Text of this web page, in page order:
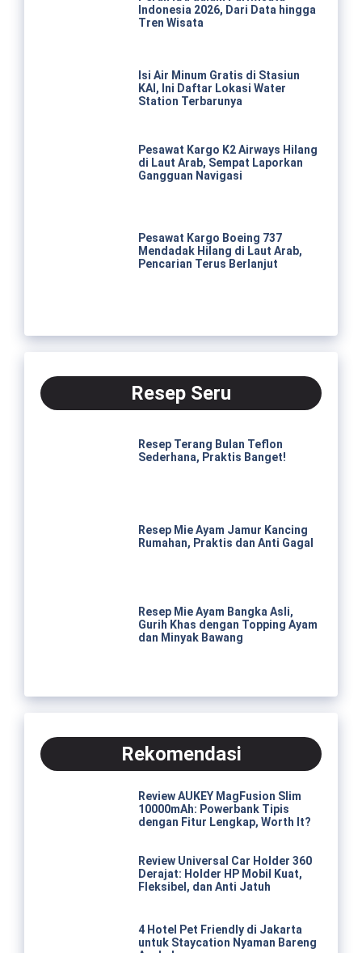
Indonesia 2026, Dari Data hingga
Tren Wisata
Isi Air Minum Gratis di Stasiun
KAI, Ini Daftar Lokasi Water
Station Terbarunya
Pesawat Kargo K2 Airways Hilang
di Laut Arab, Sempat Laporkan
Gangguan Navigasi
Pesawat Kargo Boeing 737
Mendadak Hilang di Laut Arab,
Pencarian Terus Berlanjut
Resep Seru
Resep Terang Bulan Teflon
Sederhana, Praktis Banget!
Resep Mie Ayam Jamur Kancing
Rumahan, Praktis dan Anti Gagal
Resep Mie Ayam Bangka Asli,
Gurih Khas dengan Topping Ayam
dan Minyak Bawang
Rekomendasi
Review AUKEY MagFusion Slim
10000mAh: Powerbank Tipis
dengan Fitur Lengkap, Worth It?
Review Universal Car Holder 360
Derajat: Holder HP Mobil Kuat,
Fleksibel, dan Anti Jatuh
4 Hotel Pet Friendly di Jakarta
untuk Staycation Nyaman Bareng